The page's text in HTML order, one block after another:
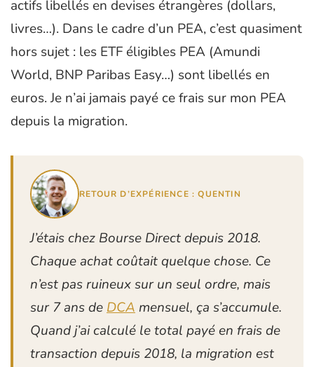
actifs libellés en devises étrangères (dollars,
livres…). Dans le cadre d’un PEA, c’est quasiment
hors sujet : les ETF éligibles PEA (Amundi
World, BNP Paribas Easy…) sont libellés en
euros. Je n’ai jamais payé ce frais sur mon PEA
depuis la migration.
RETOUR D’EXPÉRIENCE : QUENTIN
J’étais chez Bourse Direct depuis 2018.
Chaque achat coûtait quelque chose. Ce
n’est pas ruineux sur un seul ordre, mais
sur 7 ans de DCA mensuel, ça s’accumule.
Quand j’ai calculé le total payé en frais de
transaction depuis 2018, la migration est